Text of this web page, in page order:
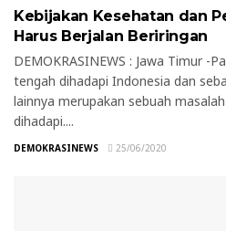
Kebijakan Kesehatan dan
Harus Berjalan Beriringan
DEMOKRASINEWS : Jawa Timur -
tengah dihadapi Indonesia dan
lainnya merupakan sebuah
dihadapi....
DEMOKRASINEWS 25/06/2020